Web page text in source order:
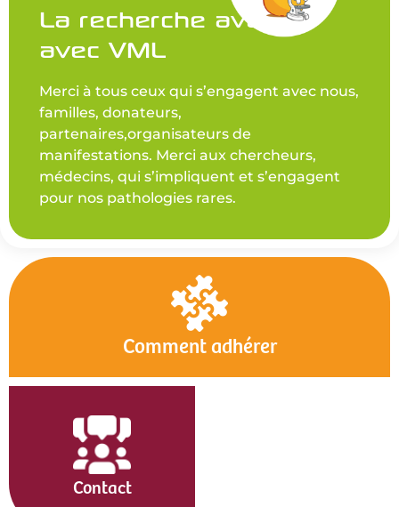
La recherche avance
avec VML
Merci à tous ceux qui s’engagent avec nous,
familles, donateurs,
partenaires,organisateurs de
manifestations. Merci aux chercheurs,
médecins, qui s’impliquent et s’engagent
pour nos pathologies rares.
Comment adhérer
Contact